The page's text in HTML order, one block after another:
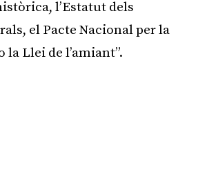
l’Estatut dels
el Pacte Nacional per la
la Llei de l’amiant”.